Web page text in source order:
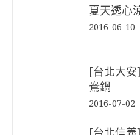
夏天透心
2016-06-10
[台北大
鴦鍋
2016-07-02